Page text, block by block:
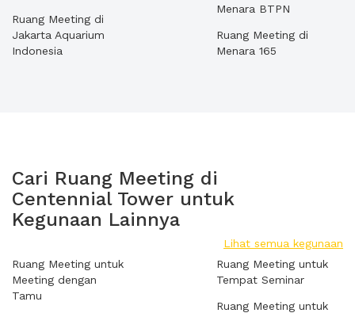
Ruang Meeting di
Jakarta Aquarium
Indonesia
Menara BTPN
Ruang Meeting di
Menara 165
Cari Ruang Meeting di
Centennial Tower untuk
Kegunaan Lainnya
Lihat semua kegunaan
Ruang Meeting untuk
Meeting dengan
Tamu
Ruang Meeting untuk
Tempat Seminar
Ruang Meeting untuk